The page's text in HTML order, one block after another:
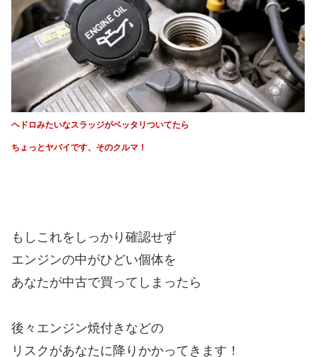
ヘドロみたいなスラッジがベッタリついてたら
ちょっとヤバイです、そのクルマ！
もしこれをしっかり確認せず
エンジンの中がひどい個体を
あなたが中古で買ってしまったら
後々エンジン焼付きなどの
リスクがあなたに降りかかってきます！